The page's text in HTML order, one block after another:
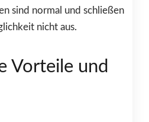
sind normal und schließen
nicht aus.
Vorteile und